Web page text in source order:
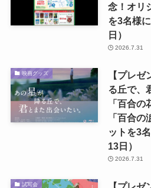
念！オリ
を3名様
日）
2026.7.31
映画グッズ
【プレ
る丘で、
「百合
「百合
ットを3
13日）
2026.7.31
試写会